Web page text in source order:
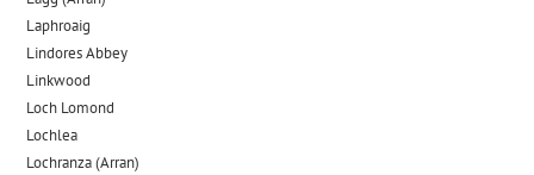
Laphroaig
Lindores Abbey
Linkwood
Loch Lomond
Lochlea
Lochranza (Arran)